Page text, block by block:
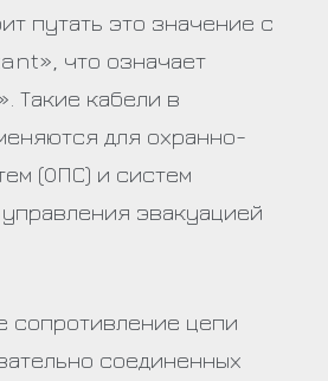
путать это значение с
что означает
Такие кабели в
для охранно-
(ОПС) и систем
эвакуацией
сопротивление цепи
соединенных